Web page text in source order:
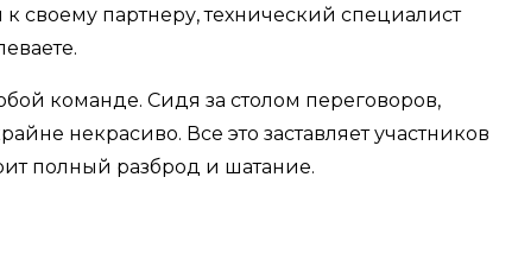
своему партнеру, технический специалист
команде. Сидя за столом переговоров,
некрасиво. Все это заставляет участников
полный разброд и шатание.